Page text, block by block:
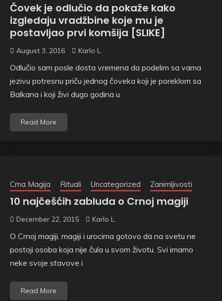
Čovek je odlučio da pokaže kako
izgledaju vradžbine koje mu je
postavljao prvi komšija [SLIKE]
August 3, 2016 Karlo L.
Odlučio sam posle dosta vremena da podelim sa vama
jezivu potresnu priču jednog čoveka koji je poreklom sa
Balkana i koji živi dugo godina u
Read More
Crna Magija Rituali Uncategorized Zanimljivosti
10 najčešćih zabluda o Crnoj magiji
December 22, 2015 Karlo L.
O Crnoj magiji, magiji i urocima gotovo da na svetu ne
postoji osoba koja nije čula u svom životu. Svi imamo
neke svoje stavove i
Read More